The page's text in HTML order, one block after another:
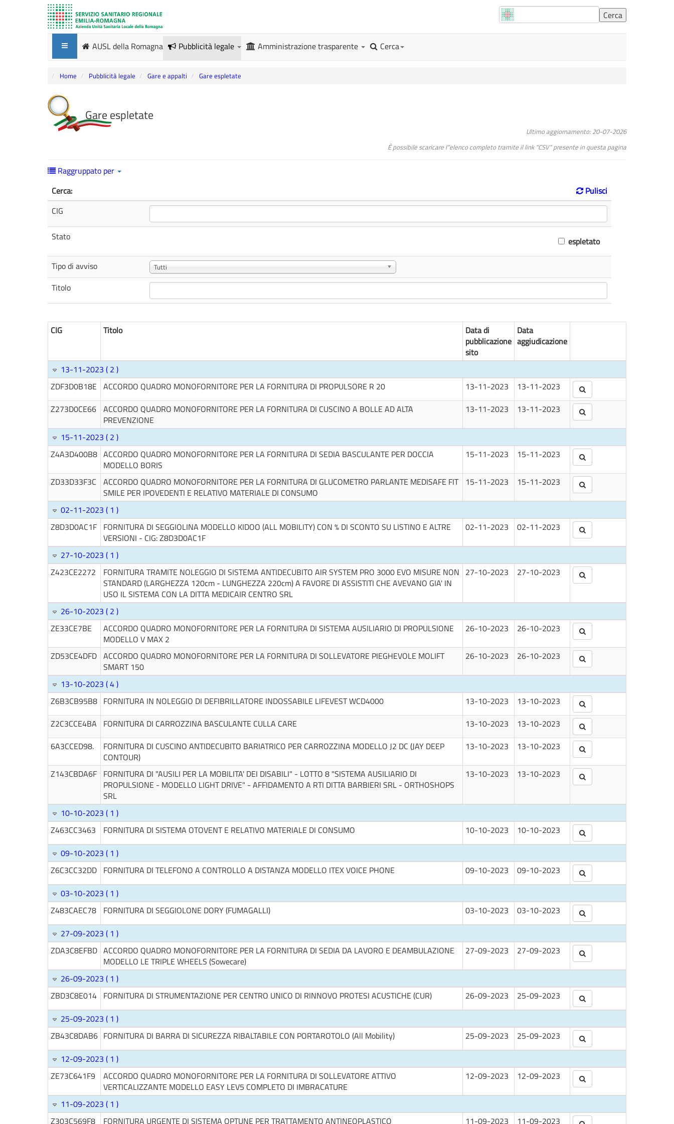
AUSL della Romagna Pubblicità legale Amministrazione trasparente Cerca
Home Pubblicità legale Gare e appalti Gare espletate
Gare espletate
Ultimo aggiornamento: 20-07-2026
È possibile scaricare l"elenco completo tramite il link "CSV" presente in questa pagina
Raggruppato per
Cerca:
Pulisci
CIG
Stato espletato
Tipo di avviso Tutti
Titolo
CIG Titolo
Data di
pubblicazione
sito
Data
aggiudicazione
13-11-2023 ( 2 )
ZDF3D0B18E ACCORDO QUADRO MONOFORNITORE PER LA FORNITURA DI PROPULSORE R 20 13-11-2023
13-11-2023
Z273D0CE66 ACCORDO QUADRO MONOFORNITORE PER LA FORNITURA DI CUSCINO A BOLLE AD ALTA
PREVENZIONE
13-11-2023 13-11-2023
15-11-2023 ( 2 )
Z4A3D400B8 ACCORDO QUADRO MONOFORNITORE PER LA FORNITURA DI SEDIA BASCULANTE PER DOCCIA
MODELLO BORIS
15-11-2023 15-11-2023
ZD33D33F3C
ACCORDO QUADRO MONOFORNITORE PER LA FORNITURA DI GLUCOMETRO PARLANTE MEDISAFE FIT
SMILE PER IPOVEDENTI E RELATIVO MATERIALE DI CONSUMO
15-11-2023 15-11-2023
02-11-2023 ( 1 )
Z8D3D0AC1F FORNITURA DI SEGGIOLINA MODELLO KIDOO (ALL MOBILITY) CON % DI SCONTO SU LISTINO E ALTRE
VERSIONI - CIG: Z8D3D0AC1F
02-11-2023 02-11-2023
27-10-2023 ( 1 )
Z423CE2272
FORNITURA TRAMITE NOLEGGIO DI SISTEMA ANTIDECUBITO AIR SYSTEM PRO 3000 EVO MISURE NON
STANDARD (LARGHEZZA 120cm - LUNGHEZZA 220cm) A FAVORE DI ASSISTITI CHE AVEVANO GIA' IN
USO IL SISTEMA CON LA DITTA MEDICAIR CENTRO SRL
27-10-2023 27-10-2023
26-10-2023 ( 2 )
ZE33CE7BE
ACCORDO QUADRO MONOFORNITORE PER LA FORNITURA DI SISTEMA AUSILIARIO DI PROPULSIONE
MODELLO V MAX 2
26-10-2023 26-10-2023
ZD53CE4DFD ACCORDO QUADRO MONOFORNITORE PER LA FORNITURA DI SOLLEVATORE PIEGHEVOLE MOLIFT
SMART 150
26-10-2023 26-10-2023
13-10-2023 ( 4 )
Z6B3CB95B8 FORNITURA IN NOLEGGIO DI DEFIBRILLATORE INDOSSABILE LIFEVEST WCD4000 13-10-2023
13-10-2023
Z2C3CCE4BA
FORNITURA DI CARROZZINA BASCULANTE CULLA CARE 13-10-2023
13-10-2023
6A3CCED98.
FORNITURA DI CUSCINO ANTIDECUBITO BARIATRICO PER CARROZZINA MODELLO J2 DC (JAY DEEP
CONTOUR)
13-10-2023 13-10-2023
Z143CBDA6F FORNITURA DI "AUSILI PER LA MOBILITA' DEI DISABILI" - LOTTO 8 "SISTEMA AUSILIARIO DI
PROPULSIONE - MODELLO LIGHT DRIVE" - AFFIDAMENTO A RTI DITTA BARBIERI SRL - ORTHOSHOPS
SRL
13-10-2023 13-10-2023
10-10-2023 ( 1 )
Z463CC3463
FORNITURA DI SISTEMA OTOVENT E RELATIVO MATERIALE DI CONSUMO 10-10-2023
10-10-2023
09-10-2023 ( 1 )
Z6C3CC32DD FORNITURA DI TELEFONO A CONTROLLO A DISTANZA MODELLO ITEX VOICE PHONE 09-10-2023
09-10-2023
03-10-2023 ( 1 )
Z483CAEC78
FORNITURA DI SEGGIOLONE DORY (FUMAGALLI) 03-10-2023
03-10-2023
27-09-2023 ( 1 )
ZDA3C8EFBD ACCORDO QUADRO MONOFORNITORE PER LA FORNITURA DI SEDIA DA LAVORO E DEAMBULAZIONE
MODELLO LE TRIPLE WHEELS (Sowecare)
27-09-2023 27-09-2023
26-09-2023 ( 1 )
ZBD3C8E014 FORNITURA DI STRUMENTAZIONE PER CENTRO UNICO DI RINNOVO PROTESI ACUSTICHE (CUR) 26-09-2023
25-09-2023
25-09-2023 ( 1 )
ZB43C8DAB6 FORNITURA DI BARRA DI SICUREZZA RIBALTABILE CON PORTAROTOLO (All Mobility) 25-09-2023
25-09-2023
12-09-2023 ( 1 )
ZE73C641F9
ACCORDO QUADRO MONOFORNITORE PER LA FORNITURA DI SOLLEVATORE ATTIVO
VERTICALIZZANTE MODELLO EASY LEV5 COMPLETO DI IMBRACATURE
12-09-2023 12-09-2023
11-09-2023 ( 1 )
Z303C569F8
FORNITURA URGENTE DI SISTEMA OPTUNE PER TRATTAMENTO ANTINEOPLASTICO 11-09-2023 11-09-2023